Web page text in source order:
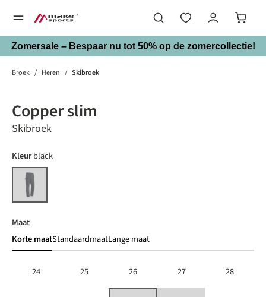
Zomersale – Bespaar nu tot 50% op de zomercollectie!
Broek / Heren / Skibroek
Copper slim
Skibroek
Kleurauswählen
black
black
(Deze optie is momenteel niet beschikbaar.)
Maatauswählen
Korte maatStandaardmaatLange maat
24 25 26 27 28